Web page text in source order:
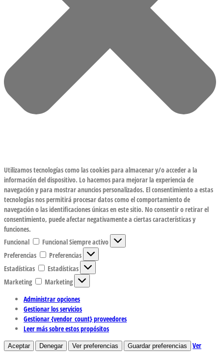
Utilizamos tecnologías como las cookies para almacenar y/o acceder a la
información del dispositivo. Lo hacemos para mejorar la experiencia de
navegación y para mostrar anuncios personalizados. El consentimiento a estas
tecnologías nos permitirá procesar datos como el comportamiento de
navegación o las identificaciones únicas en este sitio. No consentir o retirar el
consentimiento, puede afectar negativamente a ciertas características y
funciones.
Funcional
FuncionalSiempre activo
Preferencias
Preferencias
Estadísticas
Estadísticas
Marketing
Marketing
Administrar opciones
Gestionar los servicios
Gestionar {vendor_count} proveedores
Leer más sobre estos propósitos
Aceptar Denegar Ver preferencias Guardar preferencias
Ver